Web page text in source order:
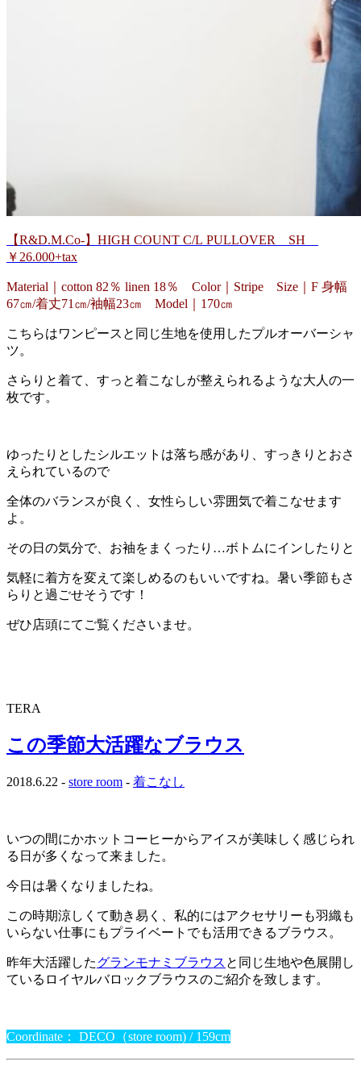
【R&D.M.Co-】HIGH COUNT C/L PULLOVER SH
￥26.000+tax
Material｜cotton 82％ linen 18％ Color｜Stripe Size｜F 身幅
67㎝/着丈71㎝/袖幅23㎝ Model｜170㎝
こちらはワンピースと同じ生地を使用したプルオーバーシャ
ツ。
さらりと着て、すっと着こなしが整えられるような大人の一
枚です。
ゆったりとしたシルエットは落ち感があり、すっきりとおさ
えられているので
全体のバランスが良く、女性らしい雰囲気で着こなせます
よ。
その日の気分で、お袖をまくったり…ボトムにインしたりと
気軽に着方を変えて楽しめるのもいいですね。暑い季節もさ
らりと過ごせそうです！
ぜひ店頭にてご覧くださいませ。
TERA
この季節大活躍なブラウス
2018.6.22 - store room - 着こなし
いつの間にかホットコーヒーからアイスが美味しく感じられ
る日が多くなって来ました。
今日は暑くなりましたね。
この時期涼しくて動き易く、私的にはアクセサリーも羽織も
いらない仕事にもプライベートでも活用できるブラウス。
昨年大活躍したグランモナミブラウス と同じ生地や色展開し
ているロイヤルバロックブラウスのご紹介を致します。
Coordinate： DECO（store room) / 159cm